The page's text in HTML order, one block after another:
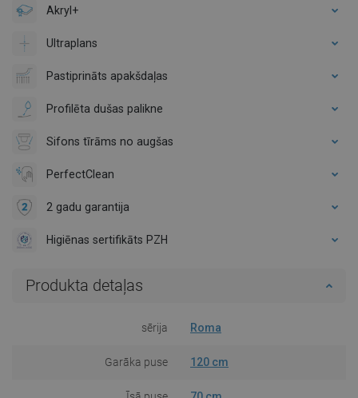
Akryl+
Ultraplans
Pastiprināts apakšdaļas
Profilēta dušas palikne
Sifons tīrāms no augšas
PerfectClean
2 gadu garantija
Higiēnas sertifikāts PZH
Produkta detaļas
sērija Roma
Garāka puse 120 cm